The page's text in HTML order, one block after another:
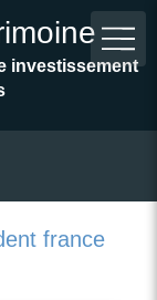
investissement
france